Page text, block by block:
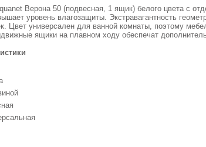
Верона 50 (подвесная, 1 ящик) белого цвета с
уровень влагозащиты. Экстравагантность
Цвет универсален для ванной комнаты, поэтому
ящики на плавном ходу обеспечат